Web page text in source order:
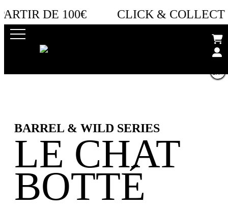
DE 100€ CLICK & COLLECT :
Search
Retro bières
BARREL & WILD SERIES
LE CHAT
BOTTÉ